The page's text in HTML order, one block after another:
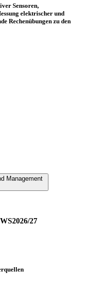
Sensoren,
elektrischer und
Rechenübungen zu den
Management
27